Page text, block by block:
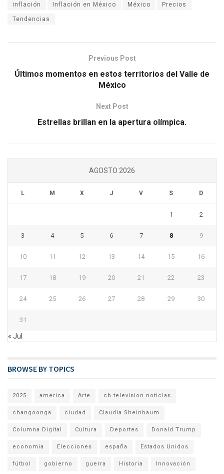
inflación Inflación en México México Precios
Tendencias
Previous Post
Últimos momentos en estos territorios del Valle de
México
Next Post
Estrellas brillan en la apertura olímpica.
AGOSTO 2026
L M X J V S D
1 2
3 4 5 6 7 8 9
10 11 12 13 14 15 16
17 18 19 20 21 22 23
24 25 26 27 28 29 30
31
« Jul
BROWSE BY TOPICS
2025 america Arte cb television noticias
changoonga ciudad Claudia Sheinbaum
Columna Digital Cultura Deportes Donald Trump
economia Elecciones españa Estados Unidos
fútbol gobierno guerra Historia Innovación